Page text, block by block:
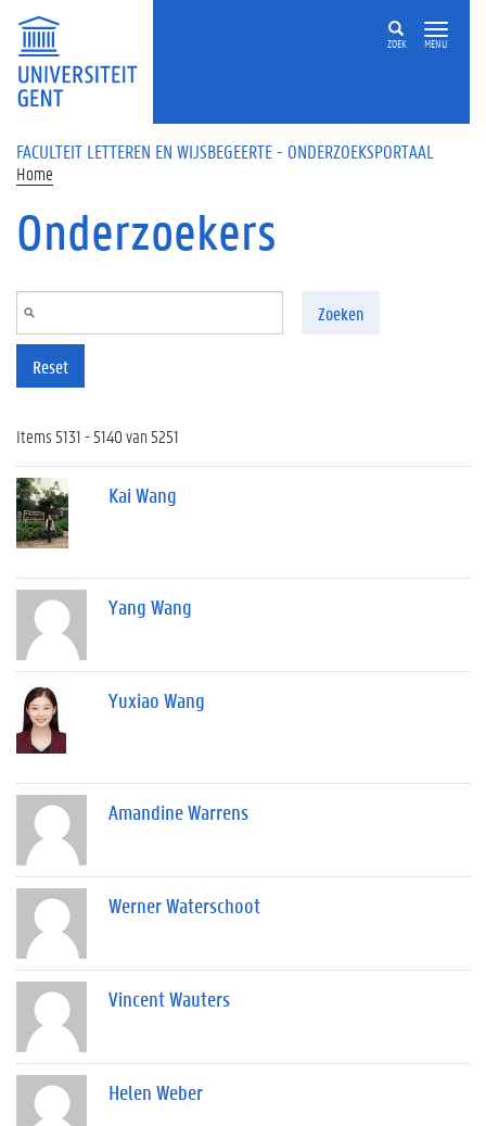
Overslaan en naar de inhoud gaan
ZOEK MENU
FACULTEIT LETTEREN EN WIJSBEGEERTE - ONDERZOEKSPORTAAL
Home
Onderzoekers
Zoeken
Reset
Items 5131 - 5140 van 5251
Kai Wang
Yang Wang
Yuxiao Wang
Amandine Warrens
Werner Waterschoot
Vincent Wauters
Helen Weber